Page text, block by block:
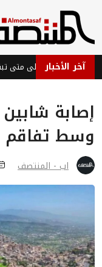
آخر الأخبار
إصابة
وسط تفاقم
اب - المنتصف